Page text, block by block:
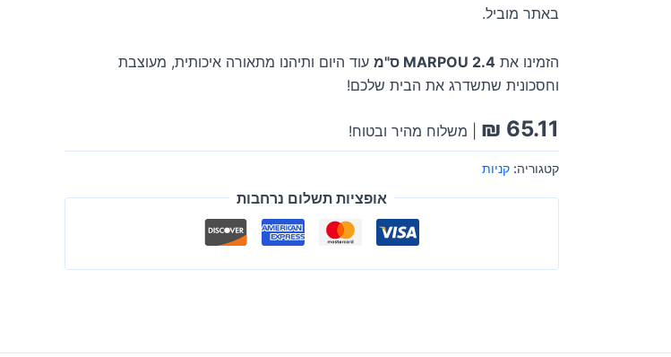
באתר מוביל.
הזמינו את MARPOU 2.4 ס"מ
עוד היום ותיהנו מתאורה איכותית, מעוצבת
וחסכונית שתשדרג את הבית שלכם!
₪ 65.11 | משלוח מהיר ובטוח!
קטגוריה: קניות
אופציות תשלום נרחבות